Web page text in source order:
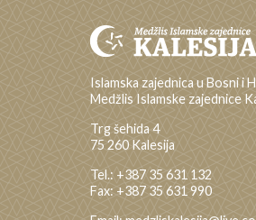
Islamska zajednica u Bosni i
Medžlis Islamske zajednice
Trg šehida 4
75 260 Kalesija
Tel.: +387 35 631 132
Fax: +387 35 631 990